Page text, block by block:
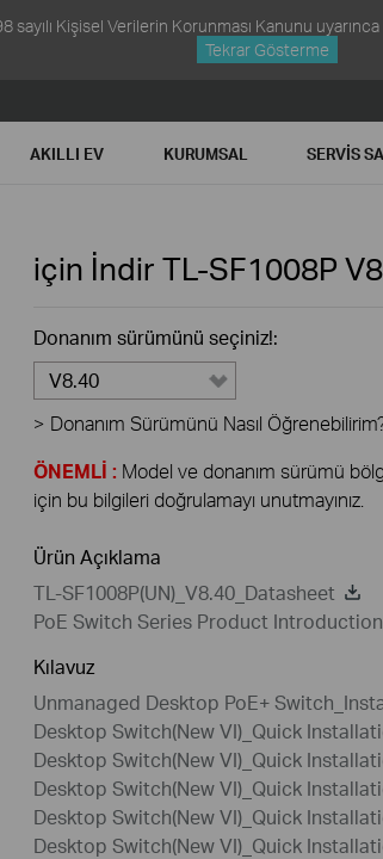
Kişisel Verilerin Korunması Kanunu
Tekrar Gösterme
AKILLI EV KURUMSAL SERVIS
için İndir TL-SF1008P
Donanım sürümünü seçiniz!:
V8.40
> Donanım Sürümünü Nasıl
ÖNEMLİ : Model ve donanım sürümü
için bu bilgileri doğrulamayı unutmayınız.
Ürün Açıklama
TL-SF1008P(UN)_V8.40_Datasheet
PoE Switch Series Product Introduction
Kılavuz
Unmanaged Desktop PoE+
Desktop Switch(New VI)_Quick
Desktop Switch(New VI)_Quick
Desktop Switch(New VI)_Quick
Desktop Switch(New VI)_Quick
Desktop Switch(New VI)_Quick